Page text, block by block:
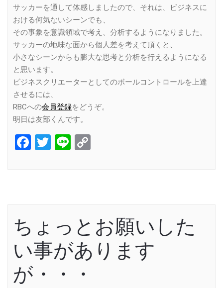
サッカーを通して体感しましたので、それは、ビジネスに
おける何気ないシーンでも、
その事象を意識領域で考え、分析するようになりました。
サッカーの地味な面から個人差を考えて頂くと、
小さなシーンからも膨大な思考と分析を行えるようになる
と思います。
ビジネスクリエーターとしてのボールコントロールを上達
させるには、
RBCへの会員登録をどうぞ。
明日は友部くんです。
Facebook
Twitter
Line
ちょっとお願いした
い事があります
が・・・